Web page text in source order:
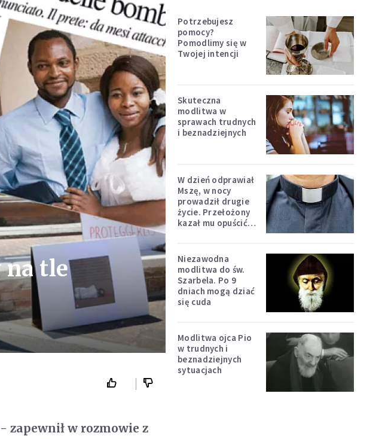
na tle
zapewnił w rozmowie z
Potrzebujesz
pomocy?
Pomodlimy się w
Twojej intencji
Skuteczna
modlitwa w
sprawach trudnych
i beznadziejnych
W dzień odprawiał
Mszę, w nocy
prowadził drugie
życie. Przełożony
kazał mu opuścić
Niezawodna
modlitwa do św.
Szarbela. Po 9
dniach mogą dziać
się cuda
Modlitwa ojca Pio
w trudnych i
beznadziejnych
sytuacjach